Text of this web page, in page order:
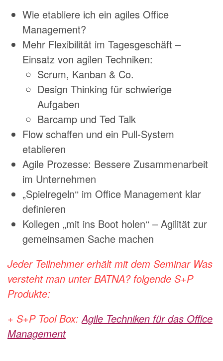
Wie etabliere ich ein agiles Office
Management?
Mehr Flexibilität im Tagesgeschäft –
Einsatz von agilen Techniken:
Scrum, Kanban & Co.
Design Thinking für schwierige
Aufgaben
Barcamp und Ted Talk
Flow schaffen und ein Pull-System
etablieren
Agile Prozesse: Bessere Zusammenarbeit
im Unternehmen
„Spielregeln‘‘ im Office Management klar
definieren
Kollegen „mit ins Boot holen‘‘ – Agilität zur
gemeinsamen Sache machen
Jeder Teilnehmer erhält mit dem Seminar Was
versteht man unter BATNA? folgende S+P
Produkte:
+ S+P Tool Box: Agile Techniken für das Office
Management